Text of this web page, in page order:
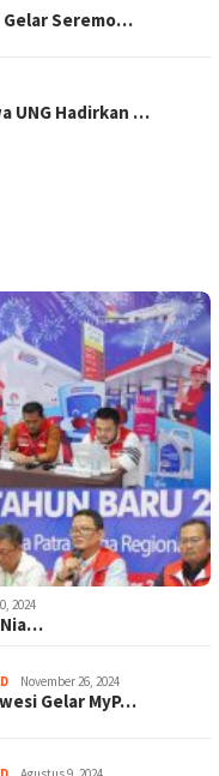
Gelar Seremo…
UNG Hadirkan …
2024
Nia…
November 26, 2024
Gelar MyP…